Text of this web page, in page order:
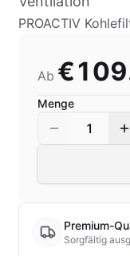
PROACTIV
Ab
Menge
1
Premium-
Sorgfältig